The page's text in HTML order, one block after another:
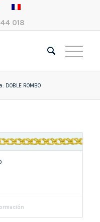
018
DOBLE ROMBO